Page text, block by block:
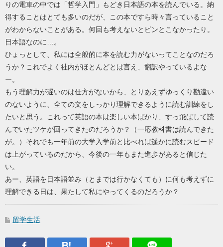
りの電車の中では「哲学入門」もどき日本語の本を読んでいる。納
得することはとても多いのだが、この本ですら時々言っていること
がわからないことがある。何回も考えないとピンとこなかったり。
日本語なのに…。
ひょっとして、私には全般的に本を読む力がないってことなのだろ
うか？これでよく社内がほとんどとは言え、翻訳やっているよな
ー。
もう理解力が遅いのは仕方がないから、とりあえずゆっくり勘違い
のないように、全ての文をしっかり理解できるように読む訓練をし
たいと思う。これって英語の本は楽しい本ばかり、すっ飛ばして読
んでいたツケが回ってきたのだろうか？（一応教科書は読んできた
が。）それでも一年前の大学入学前と比べれば遥かに読むスピード
は上がっているのだから、今後の一年もまた進歩があると信じた
い。
あー、英語を日本語並み（とまでは行かなくても）に何も考えずに
理解できる日は、果たして私にやってくるのだろうか？
留学生活
Facebook はてなブックマークGoogle Plus